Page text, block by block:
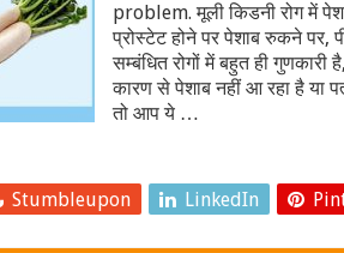
problem. मूली किडनी रोग में
प्रोस्टेट होने पर पेशाब रुकने पर,
सम्बंधित रोगों में बहुत ही गुणकारी
कारण से पेशाब नहीं आ रहा है या
तो आप ये …
Stumbleupon LinkedIn